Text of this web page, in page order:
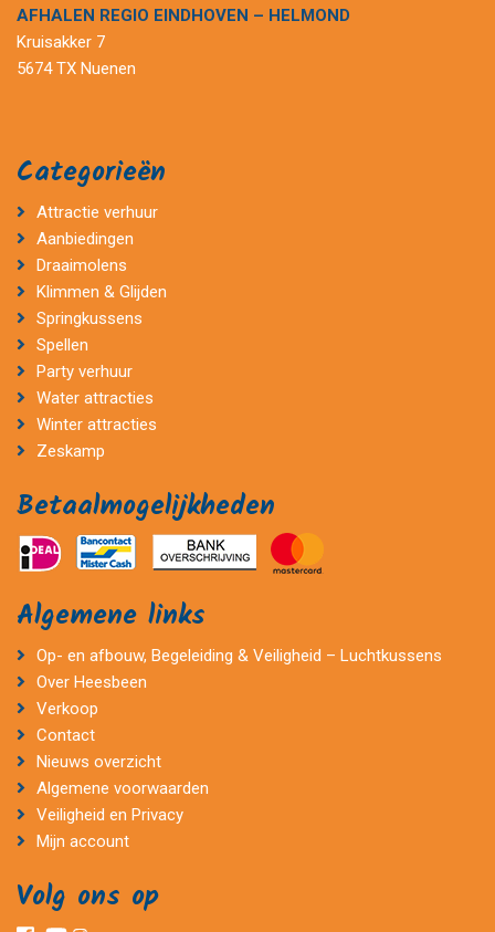
AFHALEN REGIO EINDHOVEN – HELMOND
Kruisakker 7
5674 TX Nuenen
Categorieën
Attractie verhuur
Aanbiedingen
Draaimolens
Klimmen & Glijden
Springkussens
Spellen
Party verhuur
Water attracties
Winter attracties
Zeskamp
Betaalmogelijkheden
Algemene links
Op- en afbouw, Begeleiding & Veiligheid – Luchtkussens
Over Heesbeen
Verkoop
Contact
Nieuws overzicht
Algemene voorwaarden
Veiligheid en Privacy
Mijn account
Volg ons op